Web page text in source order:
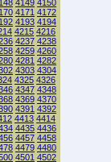
4149 4150
4171 4172
4193 4194
4215 4216
4237 4238
4259 4260
4281 4282
4303 4304
4325 4326
4347 4348
4369 4370
4391 4392
4413 4414
4435 4436
4457 4458
4479 4480
4501 4502